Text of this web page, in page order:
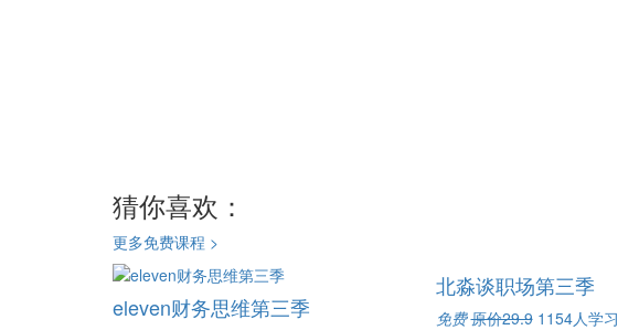
猜你喜欢：
更多免费课程 >
eleven财务思维第三季
北淼谈职场第三季
免费 原价29.9 1154人学习